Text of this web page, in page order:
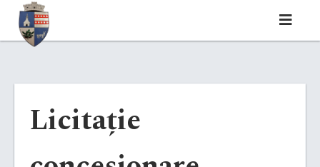
Licitație